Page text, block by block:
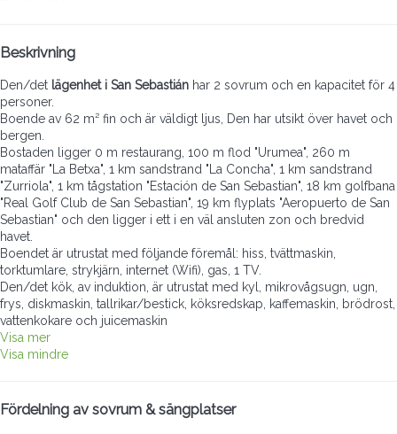
Beskrivning
Den/det lägenhet i San Sebastián har 2 sovrum och en kapacitet för 4
personer.
Boende av 62 m² fin och är väldigt ljus, Den har utsikt över havet och
bergen.
Bostaden ligger 0 m restaurang, 100 m flod "Urumea", 260 m
mataffär "La Betxa", 1 km sandstrand "La Concha", 1 km sandstrand
"Zurriola", 1 km tågstation "Estación de San Sebastian", 18 km golfbana
"Real Golf Club de San Sebastian", 19 km flyplats "Aeropuerto de San
Sebastian" och den ligger i ett i en väl ansluten zon och bredvid
havet.
Boendet är utrustat med följande föremål: hiss, tvättmaskin,
torktumlare, strykjärn, internet (Wifi), gas, 1 TV.
Den/det kök, av induktion, är utrustat med kyl, mikrovågsugn, ugn,
frys, diskmaskin, tallrikar/bestick, köksredskap, kaffemaskin, brödrost,
vattenkokare och juicemaskin
Visa mer
Visa mindre
Fördelning av sovrum & sängplatser